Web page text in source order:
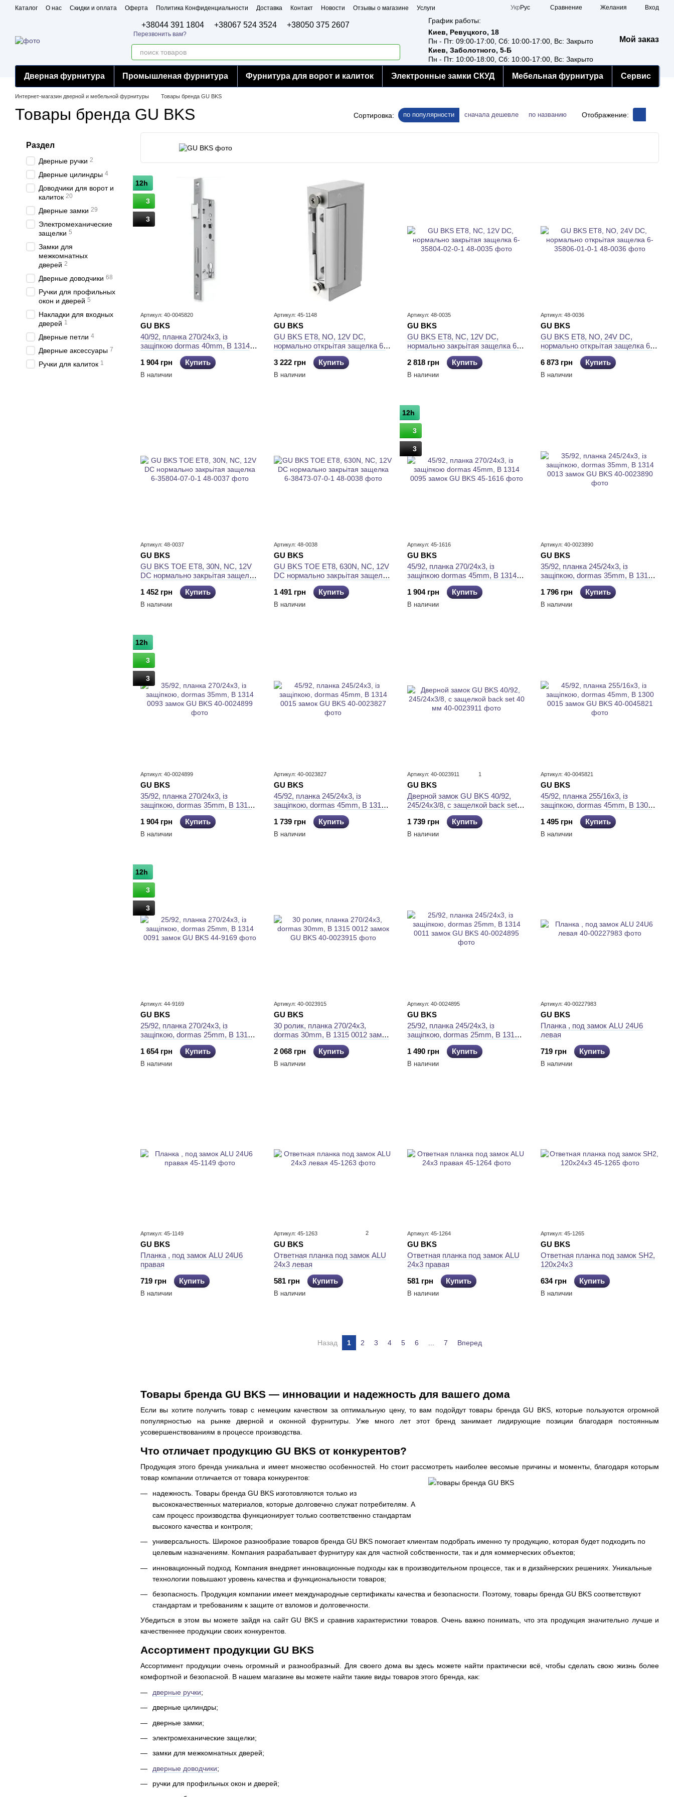
Перейти к основному контенту
Каталог О нас Скидки и оплата Оферта Политика Конфиденциальности Доставка Контакт Новости Отзывы о магазине
Услуги
Укр Рус Сравнение Желания Вход
+38044 391 1804 +38067 524 3524 +38050 375 2607
Перезвонить вам?
График работы:
Киев, Ревуцкого, 18
Пн - Пт: 09:00-17:00, Сб: 10:00-17:00, Вс: Закрыто
Киев, Заболотного, 5-Б
Пн - Пт: 10:00-18:00, Сб: 10:00-17:00, Вс: Закрыто
Мой заказ
Дверная фурнитура Промышленая фурнитура Фурнитура для ворот и калиток Электронные замки СКУД Мебельная фурнитура Сервис
Интернет-магазин дверной и мебельной фурнитуры Товары бренда GU BKS
Товары бренда GU BKS Сортировка: по популярности сначала дешевле по названию Отображение:
Товары бренда GU BKS — инновации и надежность для вашего дома
Если вы хотите получить товар с немецким качеством за оптимальную цену, то вам подойдут товары бренда GU BKS, которые пользуются огромной
популярностью на рынке дверной и оконной фурнитуры. Уже много лет этот бренд занимает лидирующие позиции благодаря постоянным
усовершенствованиям в процессе производства.
Что отличает продукцию GU BKS от конкурентов?
Продукция этого бренда уникальна и имеет множество особенностей. Но стоит рассмотреть наиболее весомые причины и моменты, благодаря которым
товар компании отличается от товара конкурентов:
надежность. Товары бренда GU BKS изготовляются только из
высококачественных материалов, которые долговечно служат потребителям. А
сам процесс производства функционирует только соответственно стандартам
высокого качества и контроля;
универсальность. Широкое разнообразие товаров бренда GU BKS помогает клиентам подобрать именно ту продукцию, которая будет подходить по
целевым назначениям. Компания разрабатывает фурнитуру как для частной собственности, так и для коммерческих объектов;
инновационный подход. Компания внедряет инновационные подходы как в производительном процессе, так и в дизайнерских решениях. Уникальные
технологии повышают уровень качества и функциональности товаров;
безопасность. Продукция компании имеет международные сертификаты качества и безопасности. Поэтому, товары бренда GU BKS соответствуют
стандартам и требованиям к защите от взломов и долговечности.
Убедиться в этом вы можете зайдя на сайт GU BKS и сравнив характеристики товаров. Очень важно понимать, что эта продукция значительно лучше и
качественнее продукции своих конкурентов.
Ассортимент продукции GU BKS
Ассортимент продукции очень огромный и разнообразный. Для своего дома вы здесь можете найти практически всё, чтобы сделать свою жизнь более
комфортной и безопасной. В нашем магазине вы можете найти такие виды товаров этого бренда, как:
дверные ручки;
дверные цилиндры;
дверные замки;
электромеханические защелки;
замки для межкомнатных дверей;
дверные доводчики;
ручки для профильных окон и дверей;
12h
3
3
Артикул: 40-0045820
GU BKS
40/92, планка 270/24x3, із
защiпкою dormas 40mm, B 1314
0094 замок GU BKS
1 904 грн
Купить
В наличии
Артикул: 45-1148
GU BKS
GU BKS ET8, NO, 12V DC,
нормально открьітая защелка 6-
40368-01-0-1
3 222 грн
Купить
В наличии
Артикул: 48-0035
GU BKS
GU BKS ET8, NC, 12V DC,
нормально закрьітая защелка 6-
35804-02-0-1
2 818 грн
Купить
В наличии
Артикул: 48-0036
GU BKS
GU BKS ET8, NO, 24V DC,
нормально открьітая защелка 6-
35806-01-0-1
6 873 грн
Купить
В наличии
Артикул: 48-0037
GU BKS
GU BKS TOE ET8, 30N, NC, 12V
DC нормально закрьітая защелка
6-35804-07-0-1
1 452 грн
Купить
В наличии
Артикул: 48-0038
GU BKS
GU BKS TOE ET8, 630N, NC, 12V
DC нормально закрьітая защелка
6-38473-07-0-1
1 491 грн
Купить
В наличии
12h
3
3
Артикул: 45-1616
GU BKS
45/92, планка 270/24x3, із
защiпкою dormas 45mm, B 1314
0095 замок GU BKS
1 904 грн
Купить
В наличии
Артикул: 40-0023890
GU BKS
35/92, планка 245/24x3, із
защiпкою, dormas 35mm, B 1314
0013 замок GU BKS
1 796 грн
Купить
В наличии
12h
3
3
Артикул: 40-0024899
GU BKS
35/92, планка 270/24x3, із
защiпкою, dormas 35mm, B 1314
0093 замок GU BKS
1 904 грн
Купить
В наличии
Артикул: 40-0023827
GU BKS
45/92, планка 245/24x3, із
защiпкою, dormas 45mm, B 1314
0015 замок GU BKS
1 739 грн
Купить
В наличии
Артикул: 40-0023911 1
GU BKS
​Дверной замок GU BKS 40/92,
245/24x3/8, с защелкой back set
1 739 грн
Купить
В наличии
Артикул: 40-0045821
GU BKS
45/92, планка 255/16x3, із
защiпкою, dormas 45mm, B 1300
0015 замок GU BKS
1 495 грн
Купить
В наличии
12h
3
3
Артикул: 44-9169
GU BKS
25/92, планка 270/24x3, із
защiпкою, dormas 25mm, B 1314
0091 замок GU BKS
1 654 грн
Купить
В наличии
Артикул: 40-0023915
GU BKS
30 ролик, планка 270/24x3,
dormas 30mm, B 1315 0012 замок
2 068 грн
Купить
В наличии
Артикул: 40-0024895
GU BKS
25/92, планка 245/24x3, із
защiпкою, dormas 25mm, B 1314
0011 замок GU BKS
1 490 грн
Купить
В наличии
Артикул: 40-00227983
GU BKS
Планка , под замок ALU 24U6
левая
719 грн
Купить
В наличии
Артикул: 45-1149
GU BKS
Планка , под замок ALU 24U6
правая
719 грн
Купить
В наличии
Артикул: 45-1263 2
GU BKS
Ответная планка под замок ALU
24x3 левая
581 грн
Купить
В наличии
Артикул: 45-1264
GU BKS
Ответная планка под замок ALU
24x3 правая
581 грн
Купить
В наличии
Артикул: 45-1265
GU BKS
Ответная планка под замок SH2,
120х24х3
634 грн
Купить
В наличии
Назад 1 2 3 4 5 6 ... 7 Вперед
Раздел
Дверные ручки 2
Дверные цилиндры 4
Доводчики для ворот и
калиток 20
Дверные замки 29
Электромеханические
защелки 5
Замки для
межкомнатных
дверей 2
Дверные доводчики 68
Ручки для профильных
окон и дверей 5
Накладки для входных
дверей 1
Дверные петли 4
Дверные аксессуары 7
Ручки для калиток 1